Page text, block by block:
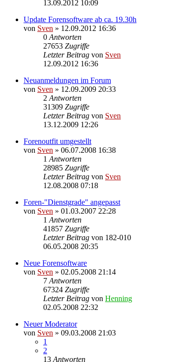
13.09.2012 10:09
Update Forensoftware ab ca. 19.30h
von Sven » 12.09.2012 16:36
0 Antworten
27653 Zugriffe
Letzter Beitrag von Sven
12.09.2012 16:36
Neuanmeldungen im Forum
von Sven » 12.09.2009 20:33
2 Antworten
31309 Zugriffe
Letzter Beitrag von Sven
13.12.2009 12:26
Forenoutfit umgestellt
von Sven » 06.07.2008 16:38
1 Antworten
28985 Zugriffe
Letzter Beitrag von Sven
12.08.2008 07:18
Foren-"Dienstgrade" angepasst
von Sven » 01.03.2007 22:28
1 Antworten
41857 Zugriffe
Letzter Beitrag von 182-010
06.05.2008 20:35
Neue Forensoftware
von Sven » 02.05.2008 21:14
7 Antworten
67324 Zugriffe
Letzter Beitrag von Henning
02.05.2008 22:32
Neuer Moderator
von Sven » 09.03.2008 21:03
1
2
13 Antworten